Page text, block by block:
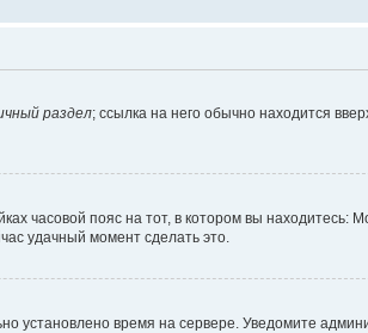
раздел; ссылка на него обычно находится
часовой пояс на тот, в котором вы находитесь:
удачный момент сделать это.
установлено время на сервере. Уведомите